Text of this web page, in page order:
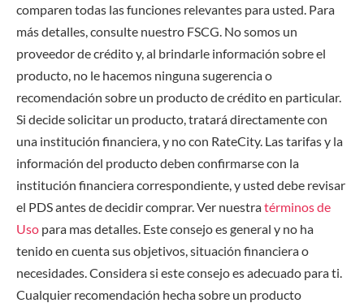
comparen todas las funciones relevantes para usted. Para
más detalles, consulte nuestro FSCG. No somos un
proveedor de crédito y, al brindarle información sobre el
producto, no le hacemos ninguna sugerencia o
recomendación sobre un producto de crédito en particular.
Si decide solicitar un producto, tratará directamente con
una institución financiera, y no con RateCity. Las tarifas y la
información del producto deben confirmarse con la
institución financiera correspondiente, y usted debe revisar
el PDS antes de decidir comprar. Ver nuestratérminos de
Uso para mas detalles. Este consejo es general y no ha
tenido en cuenta sus objetivos, situación financiera o
necesidades. Considera si este consejo es adecuado para ti.
Cualquier recomendación hecha sobre un producto